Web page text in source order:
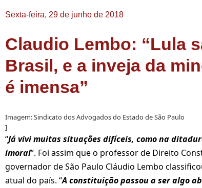
Sexta-feira, 29 de junho de 2018
Claudio Lembo: “Lula
Brasil, e a inveja da
é imensa”
Imagem: Sindicato dos Advogados do Estado de São Paulo
]
“Já vivi muitas situações difíceis, como na
imoral”. Foi assim que o professor de Direito
governador de São Paulo Cláudio Lembo
atual do país. “A constituição passou a ser algo